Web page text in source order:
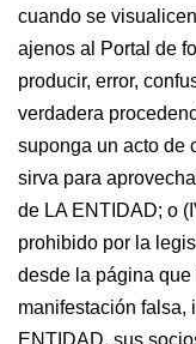
cuando se
ajenos al Portal de
producir, error,
verdadera
suponga un acto de
sirva para
de LA ENTIDAD; o
prohibido por la
desde la página
manifestación falsa,
ENTIDAD, sus